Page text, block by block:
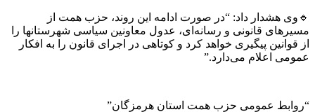
🔹وی هشدار داد: “در صورت ادامه این روند، حزب همت از
مسیرهای قانونی و رسانه‌ای، عدول معاونین سیاسی شهرستانها را
از قوانین پیگیری خواهد کرد و کوتاهی در اجرای قانون را به افکار
عمومی اعلام می‌دارد.”
“روابط عمومی حزب همت استان هرمزگان”